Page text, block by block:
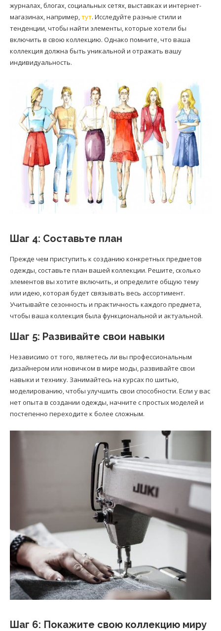
журналах, блогах, социальных сетях, выставках и интернет-
магазинах, например, тут. Исследуйте разные стили и
тенденции, чтобы найти элементы, которые хотели бы
включить в свою коллекцию. Однако помните, что ваша
коллекция должна быть уникальной и отражать вашу
индивидуальность.
Шаг 4: Составьте план
Прежде чем приступить к созданию конкретных предметов
одежды, составьте план вашей коллекции. Решите, сколько
элементов вы хотите включить, и определите общую тему
или идею, которая будет связывать весь ассортимент.
Учитывайте сезонность и практичность каждого предмета,
чтобы ваша коллекция была функциональной и актуальной.
Шаг 5: Развивайте свои навыки
Независимо от того, являетесь ли вы профессиональным
дизайнером или новичком в мире моды, развивайте свои
навыки и технику. Занимайтесь на курсах по шитью,
моделированию, чтобы улучшить свои способности. Если у вас
нет опыта в создании одежды, начните с простых моделей и
постепенно переходите к более сложным.
Шаг 6: Покажите свою коллекцию миру